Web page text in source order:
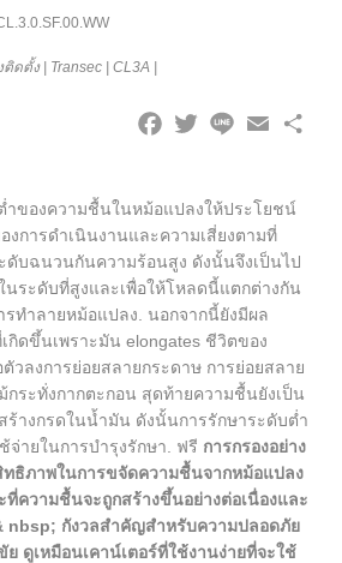
ติดตั้ง| Transec| CL3A|
ำของความชื้นในหม้อแปลงให้ประโยชน์
การดำเนินงานและความเสี่ยงตามที่
ดับฉนวนกันความร้อนสูง ดังนั้นจึงเป็นไป
ระดับที่สูงและเพื่อให้โหลดนี้แตกต่างกัน
รทำลายหม้อแปลง. นอกจากนี้ยังมีผล
กิดขึ้นเพราะมัน elongates ชีวิตของ
วลงการย่อยสลายกระดาษ การย่อยสลาย
ระทั่งกากตะกอน สุดท้ายความชื้นยังเป็น
ร้างกรดในน้ำมัน ดังนั้นการรักษาระดับต่ำ
ายในการบำรุงรักษา. ฟรี การกรองอย่าง
ทธิภาพในการขจัดความชื้นจากหม้อแปลง
ความชื้นจะถูกสร้างขึ้นอย่างต่อเนื่องและ
nbsp; กังวลสำคัญสำหรับความปลอดภัย
ดูเหมือนเคาน์เตอร์ที่ใช้งานง่ายที่จะใช้